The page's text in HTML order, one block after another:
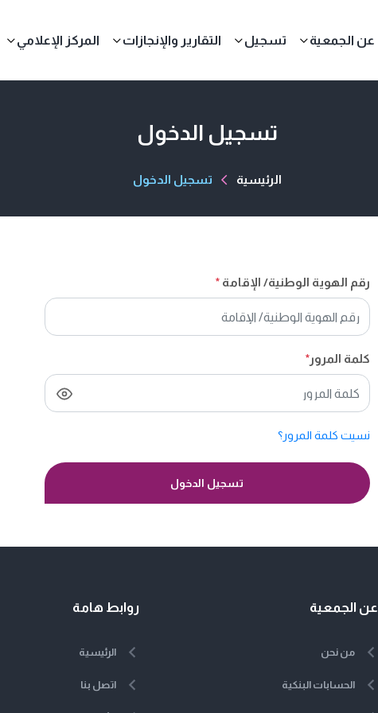
عن الجمعية تسجيل التقارير والإنجازات المركز الإعلامي
تسجيل الدخول
الرئيسية تسجيل الدخول
رقم الهوية الوطنية/ الإقامة*
كلمة المرور*
نسيت كلمة المرور؟
تسجيل الدخول
عن الجمعية
من نحن
الحسابات البنكية
روابط هامة
الرئيسية
اتصل بنا